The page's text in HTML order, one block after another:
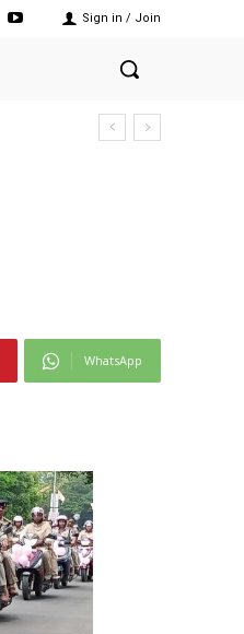
Sign in / Join
WhatsApp